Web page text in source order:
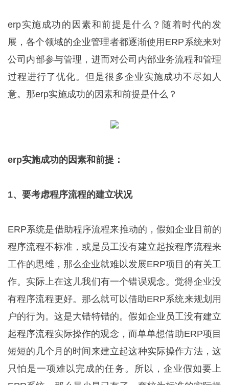
erp实施成功的因素和前提是什么？随着时代的发
展，各个领域的企业管理者都逐渐使用ERP系统来对
公司内部参与管理，进而对公司内部业务流程和管理
过程进行了优化。但是很多企业实施成功不尽如人
意。那erp实施成功的因素和前提是什么？
erp实施成功的因素和前提：
1、要考虑程序流程的建立状况
ERP系统是借助程序流程来推动的，假如企业目前的
程序流程不标准，或是员工没有建立起按程序流程来
工作的思维，那么企业就难以发展ERP项目的有关工
作。实际上在这儿我们有一个错误观念。觉得企业没
有程序流程更好。那么就可以借助ERP系统来规划用
户的行为。这是大错特错的。假如企业员工没有建立
起程序流程实际操作的观念，而单单想借助ERP项目
短短的几个月的时间来建立起这种实际操作方法，这
只怕是一项难以完成的任务。所以，企业假如要上